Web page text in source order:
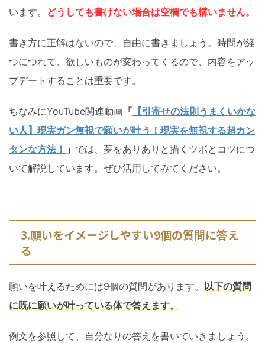
います。 どうしても書けない場合は空欄でも構いません。
書き方に正解はないので、自由に書きましょう。時間が経
つにつれて、欲しいものが変わってくるので、内容をアッ
プデートすることは重要です。
ちなみにYouTube関連動画 「 【引寄せの法則うまくいかな
い人】現実ガン無視で願いが叶う！現実を無視する超カン
タンな方法！ 」 では、夢をありありと描くツボとコツにつ
いて解説しています。ぜひ活用してみてください。
3.願いをイメージしやすい9個の質問に答え
る
願いを叶えるためには9個の質問があります。 以下の質問
に既に願いが叶っている体で答えます。
例文を参照して、自分なりの答えを書いていきましょう。